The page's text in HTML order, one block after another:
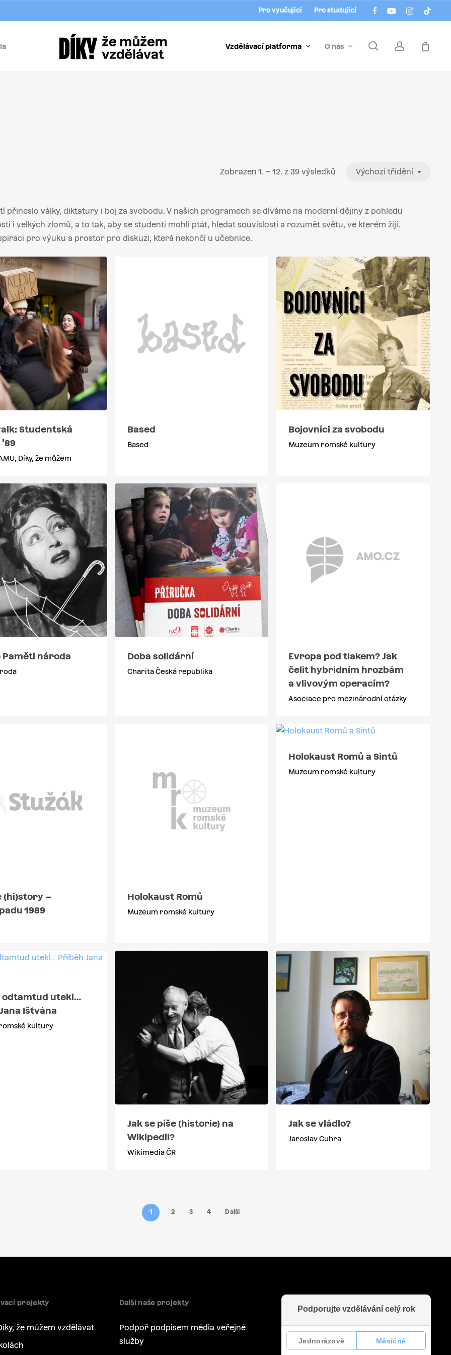
facebookyoutubeinstagram
tiktok
Pro vyučující Pro studující
Vzdělávací platforma O nás searchaccount
Zobrazen 1. – 12. z 39 výsledků Výchozí třídění
přineslo války, diktatury i boj za svobodu. V našich programech se díváme na moderní dějiny z pohledu
i velkých zlomů, a to tak, aby se studenti mohli ptát, hledat souvislosti a rozumět světu, ve kterém žijí.
pro výuku a prostor pro diskuzi, která nekončí u učebnice.
Studentská
Díky, že můžem
Based
Based
Bojovníci za svobodu
Muzeum romské kultury
Paměti národa Doba solidární
Charita Česká republika
Evropa pod tlakem? Jak
čelit hybridním hrozbám
a vlivovým operacím?
Asociace pro mezinárodní otázky
(hi)story –
1989
Holokaust Romů
Muzeum romské kultury
Holokaust Romů a Sintů
Muzeum romské kultury
odtamtud utekl…
Ištvána
kultury
Jak se píše (historie) na
Wikipedii?
Wikimedia ČR
Jak se vládlo?
Jaroslav Cuhra
1 2 3 4 Další
projekty
že můžem vzdělávat
Další naše projekty
Podpoř podpisem média veřejné
služby
Menu